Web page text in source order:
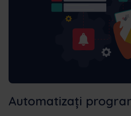
Automatizați